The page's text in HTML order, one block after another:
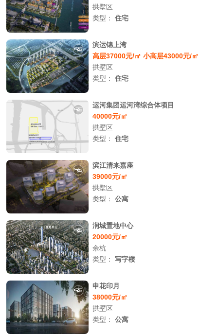
拱墅区
类型：住宅
滨运锦上湾
高层37000元/㎡ 小高层43000元/㎡
拱墅区
类型：住宅
运河集团运河湾综合体项目
40000元/㎡
拱墅区
类型：住宅
滨江清来嘉座
39000元/㎡
拱墅区
类型：公寓
润城置地中心
20000元/㎡
余杭
类型：写字楼
申花印月
38000元/㎡
拱墅区
类型：公寓